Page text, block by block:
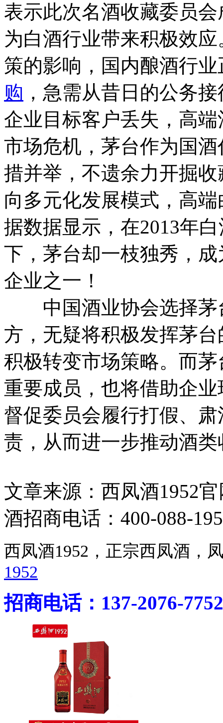
表示此次名酒收藏委员
为白酒行业带来积极效
策的影响，国内酿酒行
购 ，急需从昔日的公务
企业目标客户丢失，高
市场危机，茅台作为国
措并举，不遗余力开掘
向多元化发展模式，高
据数据显示，在2013年
下，茅台却一枝独秀，
企业之一！
中国酒业协会选择茅
方，无疑将积极发挥茅
积极转变市场策略。而
重要成员，也将借助企
督促委员会履行打假、
责，从而进一步推动酒
文章来源：西凤酒1952
酒招商电话：400-088-
西凤酒1952，正宗西凤酒
1952
招商电话：137-2076-7752